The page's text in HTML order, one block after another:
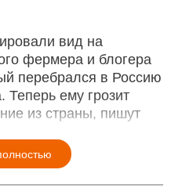
вид на
фермера и блогера
перебрался в Россию
Теперь ему грозит
из страны, пишут